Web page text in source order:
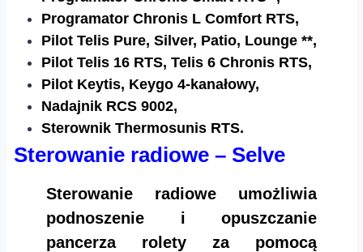
Programator Chronis L Comfort RTS,
Pilot Telis Pure, Silver, Patio, Lounge **,
Pilot Telis 16 RTS, Telis 6 Chronis RTS,
Pilot Keytis, Keygo 4-kanałowy,
Nadajnik RCS 9002,
Sterownik Thermosunis RTS.​​
Sterowanie radiowe – Selve
Sterowanie radiowe umożliwia
podnoszenie i opuszczanie
pancerza rolety za pomocą